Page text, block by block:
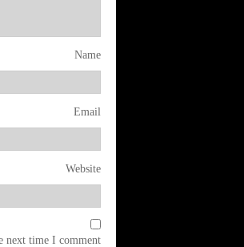
Name
Email
Website
next time I comment.